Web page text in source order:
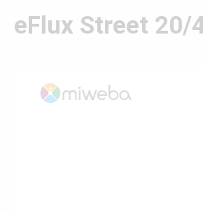
eFlux Street 20/